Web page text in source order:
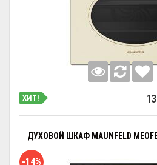
ХИТ!
ДУХОВОЙ ШКАФ MAUNFELD
-14%